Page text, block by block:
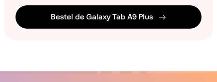
Bestel de Galaxy Tab A9 Plus